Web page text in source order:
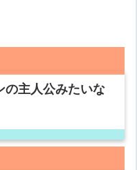
の主人公みたいな